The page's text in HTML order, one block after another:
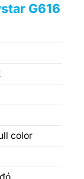
G616
color